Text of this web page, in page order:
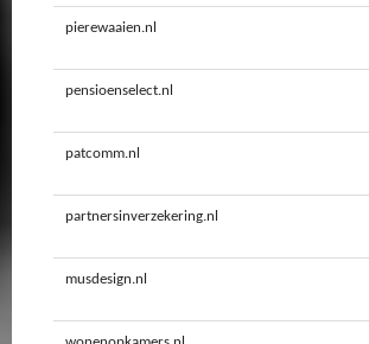
pierewaaien.nl
pensioenselect.nl
patcomm.nl
partnersinverzekering.nl
musdesign.nl